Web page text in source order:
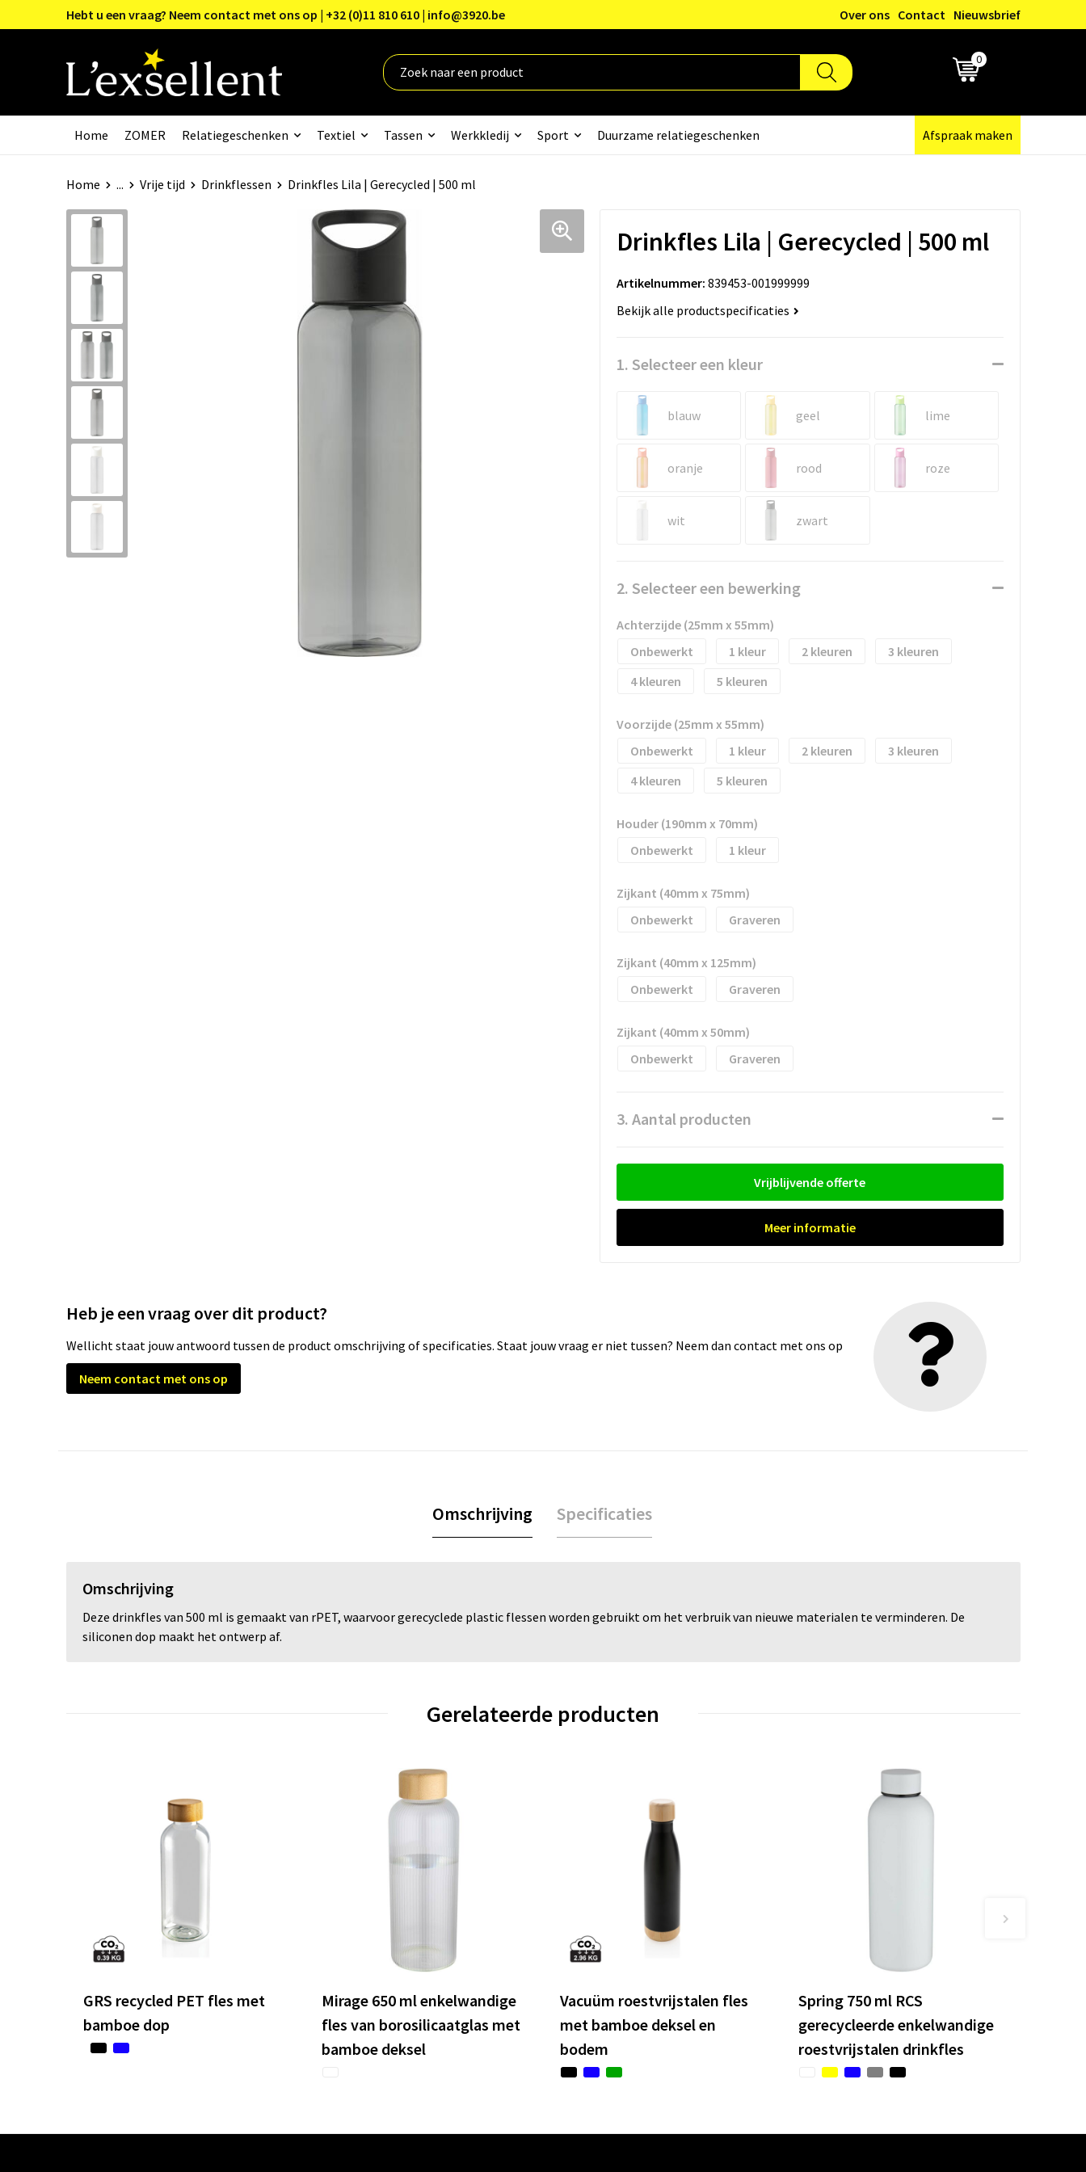
Hebt u een vraag? Neem contact met ons op | +32 (0)11 810 610 | info@3920.be Over ons Contact Nieuwsbrief
0
Home ZOMER Relatiegeschenken Textiel Tassen Werkkledij Sport Duurzame relatiegeschenken Afspraak maken
Home ... Vrije tijd Drinkflessen Drinkfles Lila | Gerecycled | 500 ml
Drinkfles Lila | Gerecycled | 500 ml
Artikelnummer: 839453-001999999
Bekijk alle productspecificaties
1. Selecteer een kleur
blauw geel lime
oranje rood roze
wit zwart
2. Selecteer een bewerking
Achterzijde (25mm x 55mm)
Onbewerkt
1 2
3
4
5
Voorzijde (25mm x 55mm)
Onbewerkt
1 2
3
4
5
Houder (190mm x 70mm)
Onbewerkt
1
Zijkant (40mm x 75mm)
Onbewerkt
Graveren
Zijkant (40mm x 125mm)
Onbewerkt
Graveren
Zijkant (40mm x 50mm)
Onbewerkt
Graveren
3. Aantal producten
Vrijblijvende offerte
Meer informatie
Heb je een vraag over dit product?
Wellicht staat jouw antwoord tussen de product omschrijving of specificaties. Staat jouw vraag er niet tussen? Neem dan contact met ons op
Neem contact met ons op
Omschrijving Specificaties
Omschrijving
Deze drinkfles van 500 ml is gemaakt van rPET, waarvoor gerecyclede plastic flessen worden gebruikt om het verbruik van nieuwe materialen te verminderen. De
siliconen dop maakt het ontwerp af.
Gerelateerde producten
GRS recycled PET fles met
bamboe dop
Mirage 650 ml enkelwandige
fles van borosilicaatglas met
bamboe deksel
Vacuüm roestvrijstalen fles
met bamboe deksel en
bodem
Spring 750 ml RCS
gerecycleerde enkelwandige
roestvrijstalen drinkfles